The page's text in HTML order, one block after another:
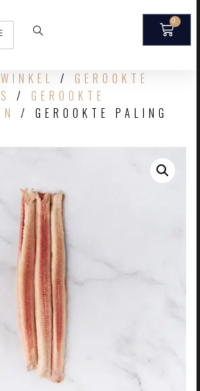
0
WINKEL / GEROOKTE
/ GEROOKTE
/ GEROOKTE PALING